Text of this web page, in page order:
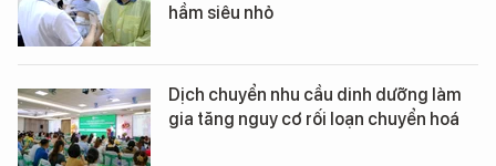
hầm siêu nhỏ
Dịch chuyển nhu cầu dinh dưỡng làm
gia tăng nguy cơ rối loạn chuyển hoá